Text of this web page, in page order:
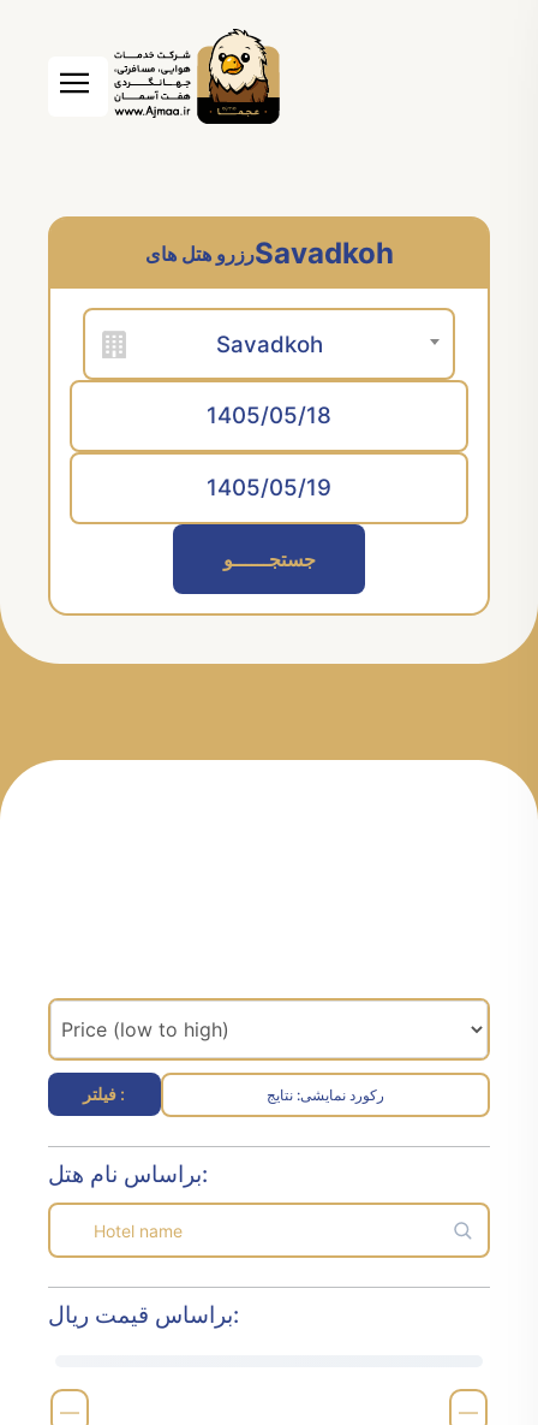
Savadkohرزرو هتل های
Savadkoh
جستجــــــو
فیلتر : نتایج :رکورد نمایشی
براساس نام هتل:
براساس قیمت ریال:
—
—